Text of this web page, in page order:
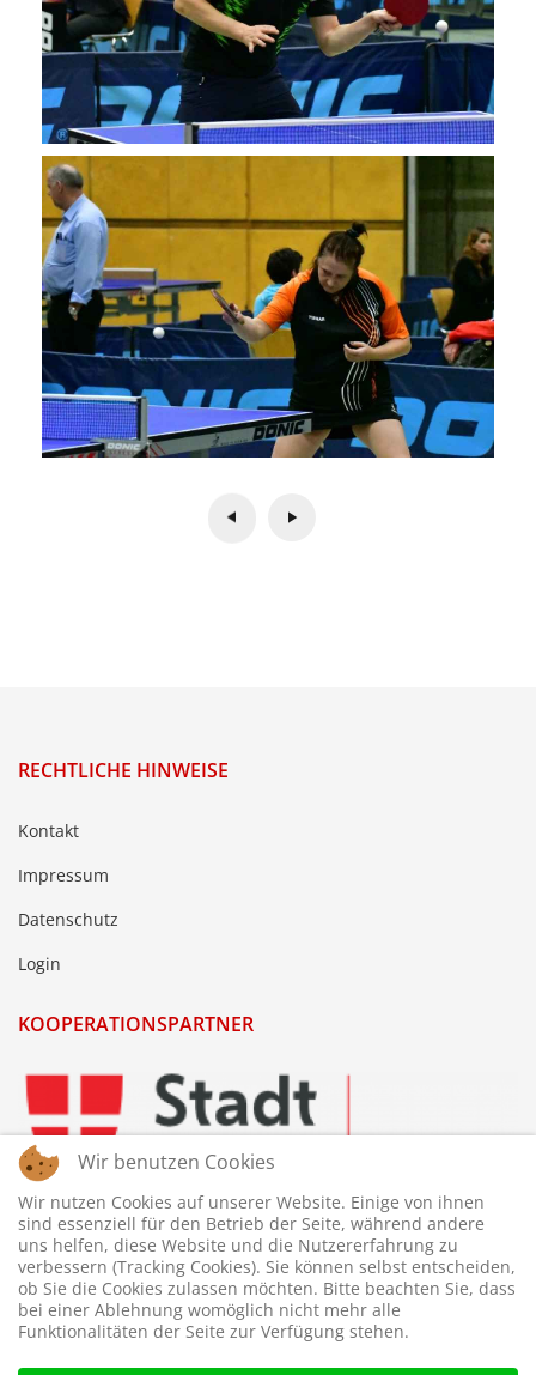
RECHTLICHE HINWEISE
Kontakt
Impressum
Datenschutz
Login
KOOPERATIONSPARTNER
Wir benutzen Cookies
Wir nutzen Cookies auf unserer Website. Einige von ihnen
sind essenziell für den Betrieb der Seite, während andere
uns helfen, diese Website und die Nutzererfahrung zu
verbessern (Tracking Cookies). Sie können selbst entscheiden,
ob Sie die Cookies zulassen möchten. Bitte beachten Sie, dass
bei einer Ablehnung womöglich nicht mehr alle
Funktionalitäten der Seite zur Verfügung stehen.